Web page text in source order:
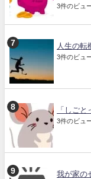
3件のビュ
人生の転
3件のビュ
「しご
3件のビュ
我が家の